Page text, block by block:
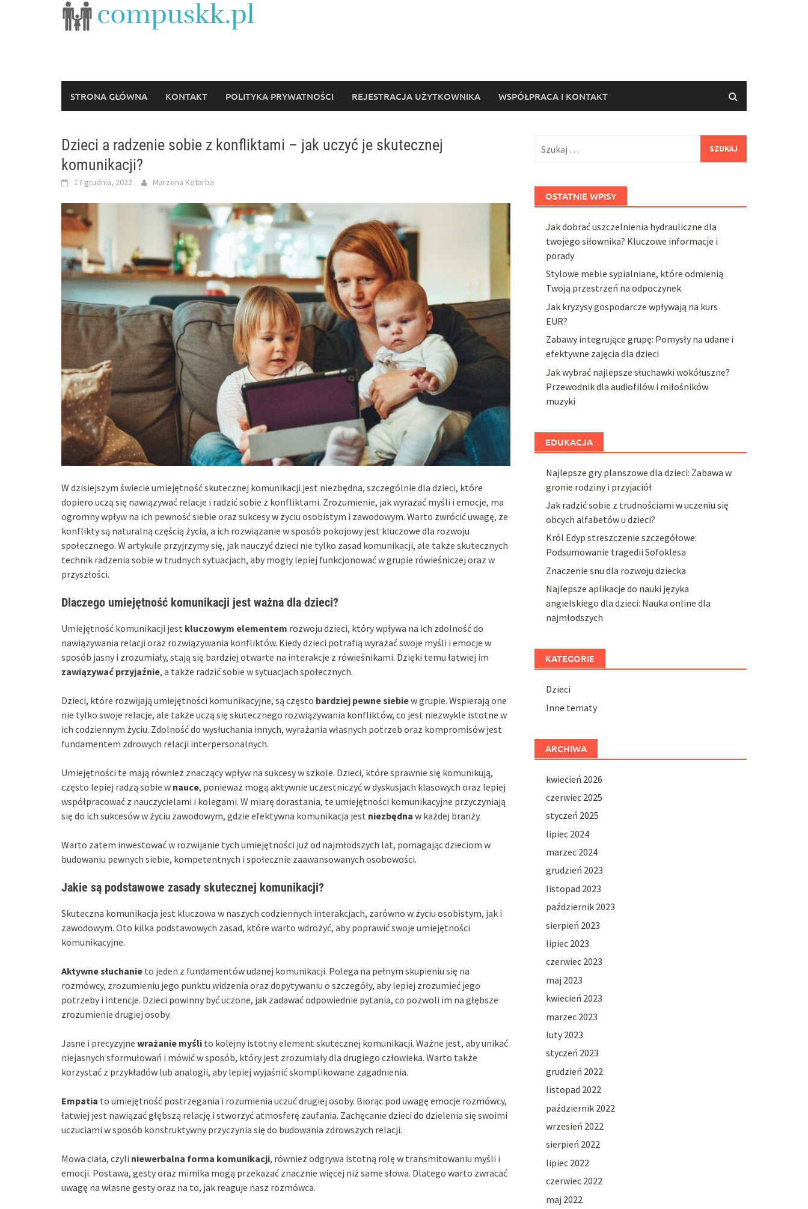
STRONA GŁÓWNA KONTAKT POLITYKA PRYWATNOŚCI REJESTRACJA UŻYTKOWNIKA WSPÓŁPRACA I KONTAKT
Dzieci a radzenie sobie z konfliktami – jak uczyć je skutecznej
komunikacji?
17 grudnia, 2022 Marzena Kotarba
W dzisiejszym świecie umiejętność skutecznej komunikacji jest niezbędna, szczególnie dla dzieci, które
dopiero uczą się nawiązywać relacje i radzić sobie z konfliktami. Zrozumienie, jak wyrażać myśli i emocje, ma
ogromny wpływ na ich pewność siebie oraz sukcesy w życiu osobistym i zawodowym. Warto zwrócić uwagę, że
konflikty są naturalną częścią życia, a ich rozwiązanie w sposób pokojowy jest kluczowe dla rozwoju
społecznego. W artykule przyjrzymy się, jak nauczyć dzieci nie tylko zasad komunikacji, ale także skutecznych
technik radzenia sobie w trudnych sytuacjach, aby mogły lepiej funkcjonować w grupie rówieśniczej oraz w
przyszłości.
Dlaczego umiejętność komunikacji jest ważna dla dzieci?
Umiejętność komunikacji jest kluczowym elementem rozwoju dzieci, który wpływa na ich zdolność do
nawiązywania relacji oraz rozwiązywania konfliktów. Kiedy dzieci potrafią wyrażać swoje myśli i emocje w
sposób jasny i zrozumiały, stają się bardziej otwarte na interakcje z rówieśnikami. Dzięki temu łatwiej im
zawiązywać przyjaźnie, a także radzić sobie w sytuacjach społecznych.
Dzieci, które rozwijają umiejętności komunikacyjne, są często bardziej pewne siebiew grupie. Wspierają one
nie tylko swoje relacje, ale także uczą się skutecznego rozwiązywania konfliktów, co jest niezwykle istotne w
ich codziennym życiu. Zdolność do wysłuchania innych, wyrażania własnych potrzeb oraz kompromisów jest
fundamentem zdrowych relacji interpersonalnych.
Umiejętności te mają również znaczący wpływ na sukcesy w szkole. Dzieci, które sprawnie się komunikują,
często lepiej radzą sobie w nauce, ponieważ mogą aktywnie uczestniczyć w dyskusjach klasowych oraz lepiej
współpracować z nauczycielami i kolegami. W miarę dorastania, te umiejętności komunikacyjne przyczyniają
się do ich sukcesów w życiu zawodowym, gdzie efektywna komunikacja jest niezbędna w każdej branży.
Warto zatem inwestować w rozwijanie tych umiejętności już od najmłodszych lat, pomagając dzieciom w
budowaniu pewnych siebie, kompetentnych i społecznie zaawansowanych osobowości.
Jakie są podstawowe zasady skutecznej komunikacji?
Skuteczna komunikacja jest kluczowa w naszych codziennych interakcjach, zarówno w życiu osobistym, jak i
zawodowym. Oto kilka podstawowych zasad, które warto wdrożyć, aby poprawić swoje umiejętności
komunikacyjne.
Aktywne słuchanie to jeden z fundamentów udanej komunikacji. Polega na pełnym skupieniu się na
rozmówcy, zrozumieniu jego punktu widzenia oraz dopytywaniu o szczegóły, aby lepiej zrozumieć jego
potrzeby i intencje. Dzieci powinny być uczone, jak zadawać odpowiednie pytania, co pozwoli im na głębsze
zrozumienie drugiej osoby.
Jasne i precyzyjne wrażanie myśli to kolejny istotny element skutecznej komunikacji. Ważne jest, aby unikać
niejasnych sformułowań i mówić w sposób, który jest zrozumiały dla drugiego człowieka. Warto także
korzystać z przykładów lub analogii, aby lepiej wyjaśnić skomplikowane zagadnienia.
Empatia to umiejętność postrzegania i rozumienia uczuć drugiej osoby. Biorąc pod uwagę emocje rozmówcy,
łatwiej jest nawiązać głębszą relację i stworzyć atmosferę zaufania. Zachęcanie dzieci do dzielenia się swoimi
uczuciami w sposób konstruktywny przyczynia się do budowania zdrowszych relacji.
Mowa ciała, czyli niewerbalna forma komunikacji, również odgrywa istotną rolę w transmitowaniu myśli i
emocji. Postawa, gesty oraz mimika mogą przekazać znacznie więcej niż same słowa. Dlatego warto zwracać
uwagę na własne gesty oraz na to, jak reaguje nasz rozmówca.
OSTATNIE WPISY
Jak dobrać uszczelnienia hydrauliczne dla
twojego siłownika? Kluczowe informacje i
porady
Stylowe meble sypialniane, które odmienią
Twoją przestrzeń na odpoczynek
Jak kryzysy gospodarcze wpływają na kurs
EUR?
Zabawy integrujące grupę: Pomysły na udane i
efektywne zajęcia dla dzieci
Jak wybrać najlepsze słuchawki wokółuszne?
Przewodnik dla audiofilów i miłośników
muzyki
EDUKACJA
Najlepsze gry planszowe dla dzieci: Zabawa w
gronie rodziny i przyjaciół
Jak radzić sobie z trudnościami w uczeniu się
obcych alfabetów u dzieci?
Król Edyp streszczenie szczegółowe:
Podsumowanie tragedii Sofoklesa
Znaczenie snu dla rozwoju dziecka
Najlepsze aplikacje do nauki języka
angielskiego dla dzieci: Nauka online dla
najmłodszych
KATEGORIE
Dzieci
Inne tematy
ARCHIWA
kwiecień 2026
czerwiec 2025
styczeń 2025
lipiec 2024
marzec 2024
grudzień 2023
listopad 2023
październik 2023
sierpień 2023
lipiec 2023
czerwiec 2023
maj 2023
kwiecień 2023
marzec 2023
luty 2023
styczeń 2023
grudzień 2022
listopad 2022
październik 2022
wrzesień 2022
sierpień 2022
lipiec 2022
czerwiec 2022
maj 2022